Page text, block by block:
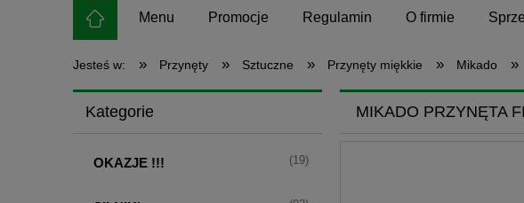
Menu Promocje Regulamin O firmie
Jesteś w: » Przynęty » Sztuczne » Przynęty miękkie » Mikado »
Kategorie
OKAZJE !!! (19)
MIKADO PRZYNĘTA